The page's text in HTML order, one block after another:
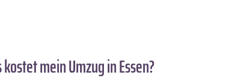
mein Umzug in Essen?